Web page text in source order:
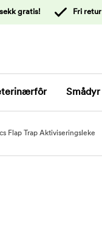
gratis! Fri retur
Smådyr
Flap Trap Aktiviseringsleke